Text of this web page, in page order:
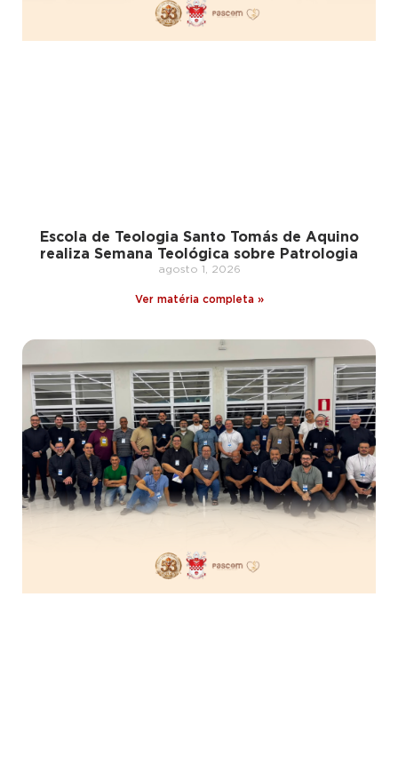
Escola de Teologia Santo Tomás de Aquino
realiza Semana Teológica sobre Patrologia
agosto 1, 2026
Ver matéria completa »